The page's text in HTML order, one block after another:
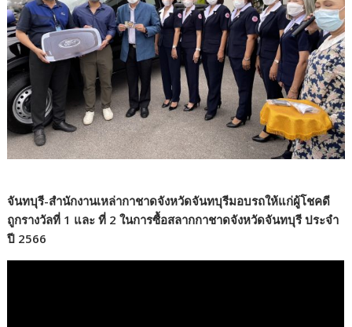
จันทบุรี-สำนักงานเหล่ากาชาดจังหวัดจันทบุรีมอบรถให้แก่ผู้โชคดี
ถูกรางวัลที่ 1 และ ที่ 2 ในการซื้อสลากกาชาดจังหวัดจันทบุรี ประจำ
ปี 2566